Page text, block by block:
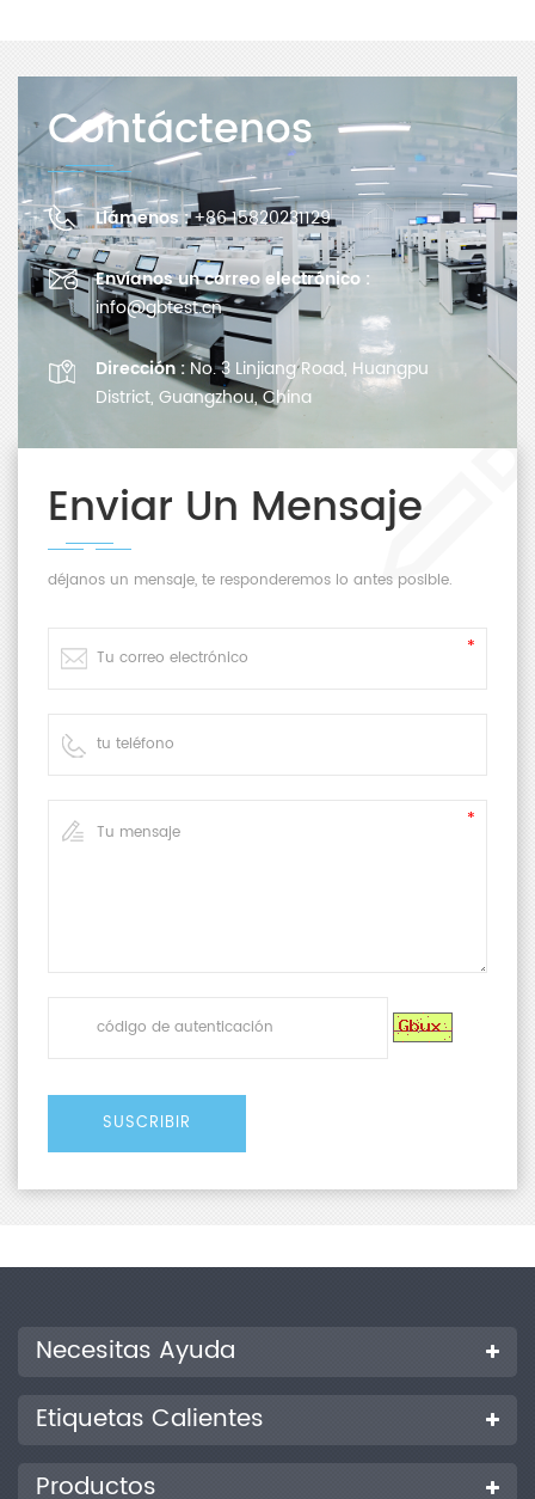
Contáctenos
Llámenos :+86 15820231129
Envíanos un correo electrónico :
info@gbtest.cn
Dirección : No. 3 Linjiang Road, Huangpu
District, Guangzhou, China
Enviar Un Mensaje
déjanos un mensaje, te responderemos lo antes posible.
Necesitas Ayuda
Etiquetas Calientes
Productos